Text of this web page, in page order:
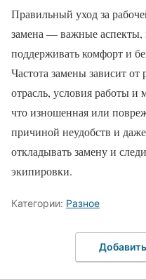
Правильный уход за
замена — важные аспекты,
поддерживать комфорт и
Частота замены зависит от
отрасль, условия работы
что изношенная или
причиной неудобств и
откладывать замену и
экипировки.
Категории: Разное